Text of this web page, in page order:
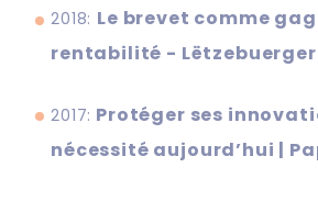
2018: Le brevet comme
rentabilité - Lëtzebuerger
2017: Protéger ses
nécessité aujourd’hui |